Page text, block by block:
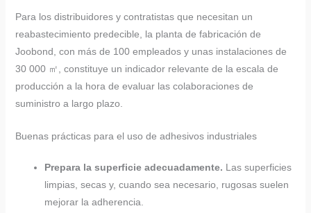
Para los distribuidores y contratistas que necesitan un
reabastecimiento predecible, la planta de fabricación de
Joobond, con más de 100 empleados y unas instalaciones de
30 000 ㎡, constituye un indicador relevante de la escala de
producción a la hora de evaluar las colaboraciones de
suministro a largo plazo.
Buenas prácticas para el uso de adhesivos industriales
Prepara la superficie adecuadamente. Las superficies
limpias, secas y, cuando sea necesario, rugosas suelen
mejorar la adherencia.